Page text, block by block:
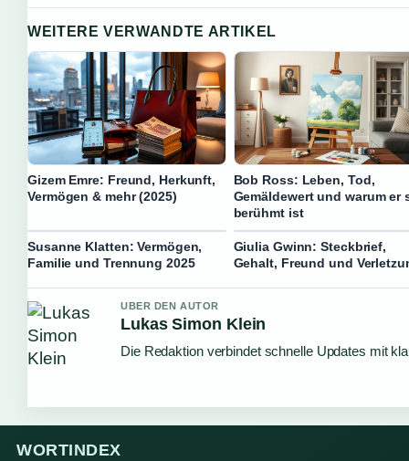
WEITERE VERWANDTE ARTIKEL
Gizem Emre: Freund, Herkunft,
Vermögen & mehr (2025)
Bob Ross: Leben, Tod,
Gemäldewert und warum er
berühmt ist
Susanne Klatten: Vermögen,
Familie und Trennung 2025
Giulia Gwinn: Steckbrief,
Gehalt, Freund und
UBER DEN AUTOR
Lukas Simon Klein
Die Redaktion verbindet schnelle Updates mit
WORTINDEX